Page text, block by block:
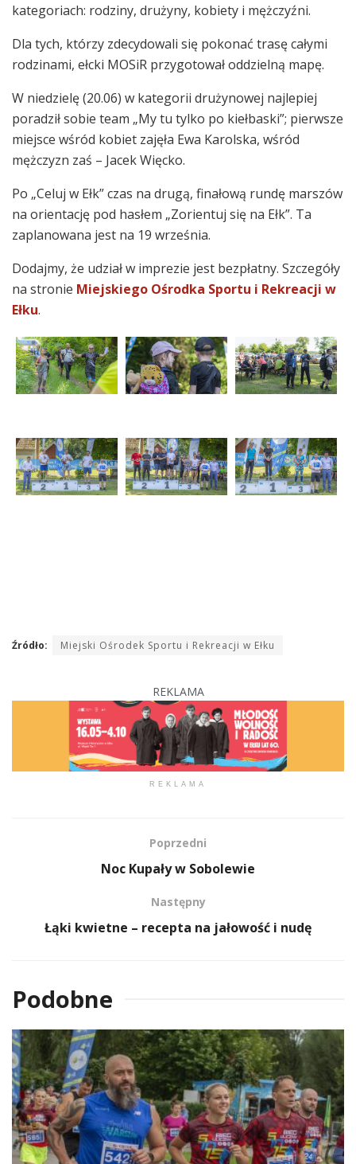
kategoriach: rodziny, drużyny, kobiety i mężczyźni.
Dla tych, którzy zdecydowali się pokonać trasę całymi
rodzinami, ełcki MOSiR przygotował oddzielną mapę.
W niedzielę (20.06) w kategorii drużynowej najlepiej
poradził sobie team „My tu tylko po kiełbaski”; pierwsze
miejsce wśród kobiet zajęła Ewa Karolska, wśród
mężczyzn zaś – Jacek Więcko.
Po „Celuj w Ełk” czas na drugą, finałową rundę marszów
na orientację pod hasłem „Zorientuj się na Ełk”. Ta
zaplanowana jest na 19 września.
Dodajmy, że udział w imprezie jest bezpłatny. Szczegóły
na stronie Miejskiego Ośrodka Sportu i Rekreacji w
Ełku.
Źródło: Miejski Ośrodek Sportu i Rekreacji w Ełku
REKLAMA
REKLAMA
Poprzedni
Noc Kupały w Sobolewie
Następny
Łąki kwietne – recepta na jałowość i nudę
Podobne